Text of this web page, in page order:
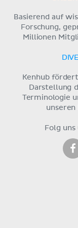
Basierend auf
Forschung,
Millionen
Kenhub
Darstellung
Terminologie
unseren
Folg